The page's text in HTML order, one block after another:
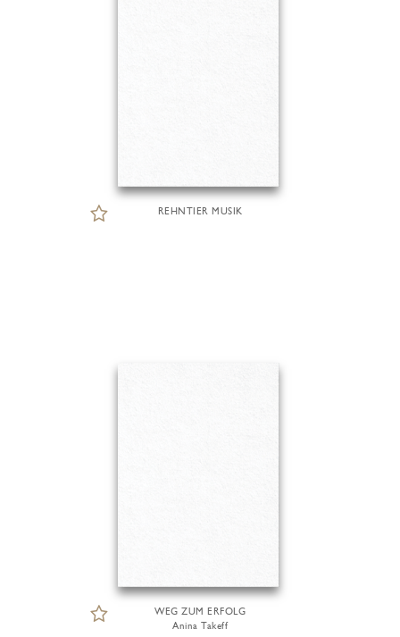
REHNTIER MUSIK
WEG ZUM ERFOLG
Anina Takeff